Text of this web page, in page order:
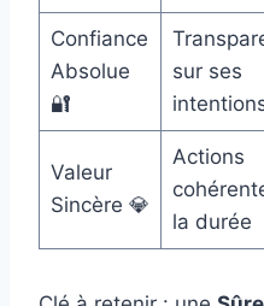
Confiance
Absolue
🔐
sur ses
Valeur
Sincère 💎
Actions
la durée